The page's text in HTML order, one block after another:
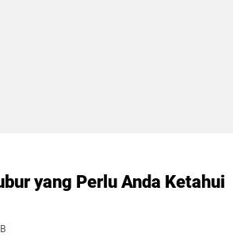
yang Perlu Anda Ketahui